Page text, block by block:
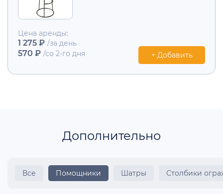
Цена аренды:
1 275 ₽ /за день
570 ₽ /со 2-го дня + Добавить
Дополнительно
Все Помощники Шатры Столбики